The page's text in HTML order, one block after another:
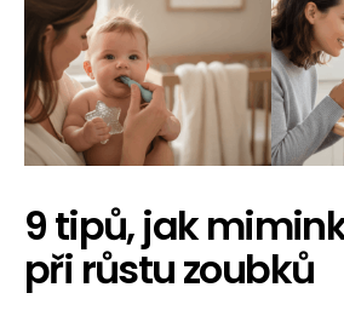
9 tipů, jak
při růstu zoubků